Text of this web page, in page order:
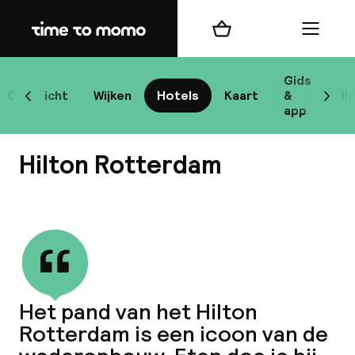
Home
Overzicht Wijken Hotels Kaart
Gids
&
app
Scroll naar links
Winkelmand Menu
Hilton Rotterdam
Het pand van het Hilton
Rotterdam is een icoon van de